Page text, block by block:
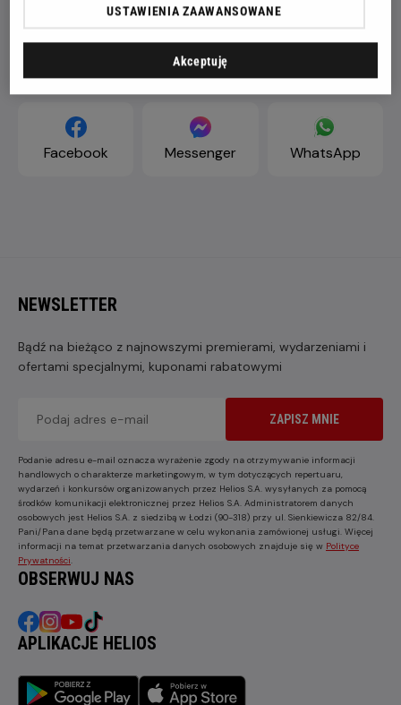
ZAPROŚ ZNAJOMYCH
Facebook Messenger WhatsApp
NEWSLETTER
Bądź na bieżąco z najnowszymi premierami, wydarzeniami i
ofertami specjalnymi, kuponami rabatowymi
ZAPISZ MNIE
Podanie adresu e-mail oznacza wyrażenie zgody na otrzymywanie informacji
handlowych o charakterze marketingowym, w tym dotyczących repertuaru,
wydarzeń i konkursów organizowanych przez Helios S.A. wysyłanych za pomocą
środków komunikacji elektronicznej przez Helios S.A. Administratorem danych
osobowych jest Helios S.A. z siedzibą w Łodzi (90-318) przy ul. Sienkiewicza 82/84.
Pani/Pana dane będą przetwarzane w celu wykonania zamówionej usługi. Więcej
informacji na temat przetwarzania danych osobowych znajduje się w Polityce
Prywatności
OBSERWUJ NAS
APLIKACJE HELIOS
USTAWIENIA ZAAWANSOWANE
Akceptuję